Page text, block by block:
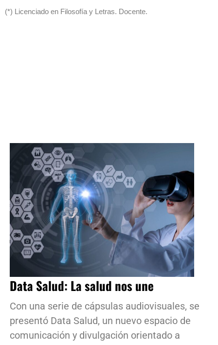
(*) Licenciado en Filosofía y Letras. Docente.
Data Salud: La salud nos une
Con una serie de cápsulas audiovisuales, se
presentó Data Salud, un nuevo espacio de
comunicación y divulgación orientado a